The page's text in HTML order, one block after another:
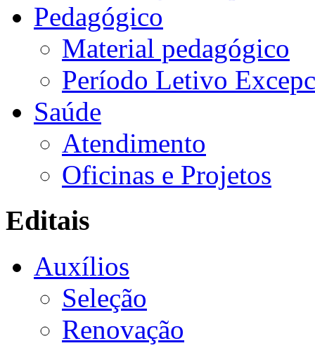
Pedagógico
Material pedagógico
Período Letivo
Saúde
Atendimento
Oficinas e Projetos
Editais
Auxílios
Seleção
Renovação